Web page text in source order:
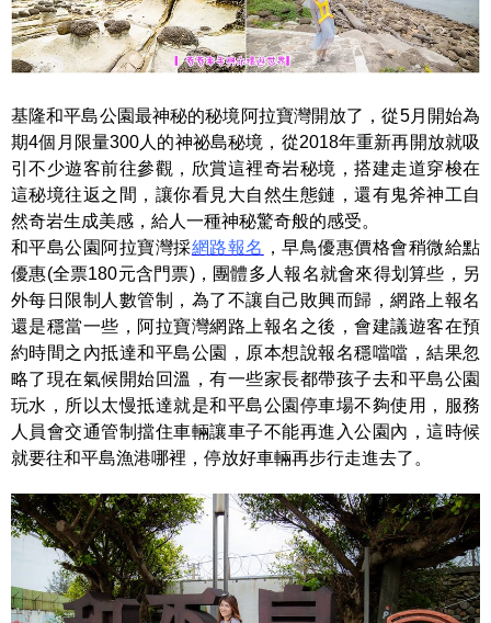
基隆和平島公園最神秘的秘境阿拉寶灣開放了，從5月開始為
期4個月限量300人的神祕島秘境，從2018年重新再開放就吸
引不少遊客前往參觀，欣賞這裡奇岩秘境，搭建走道穿梭在
這秘境往返之間，讓你看見大自然生態鏈，還有鬼斧神工自
然奇岩生成美感，給人一種神秘驚奇般的感受。
和平島公園阿拉寶灣採網路報名 ，早鳥優惠價格會稍微給點
優惠(全票180元含門票)，團體多人報名就會來得划算些，另
外每日限制人數管制，為了不讓自己敗興而歸，網路上報名
還是穩當一些，阿拉寶灣網路上報名之後，會建議遊客在預
約時間之內抵達和平島公園，原本想說報名穩噹噹，結果忽
略了現在氣候開始回溫，有一些家長都帶孩子去和平島公園
玩水，所以太慢抵達就是和平島公園停車場不夠使用，服務
人員會交通管制擋住車輛讓車子不能再進入公園內，這時候
就要往和平島漁港哪裡，停放好車輛再步行走進去了。